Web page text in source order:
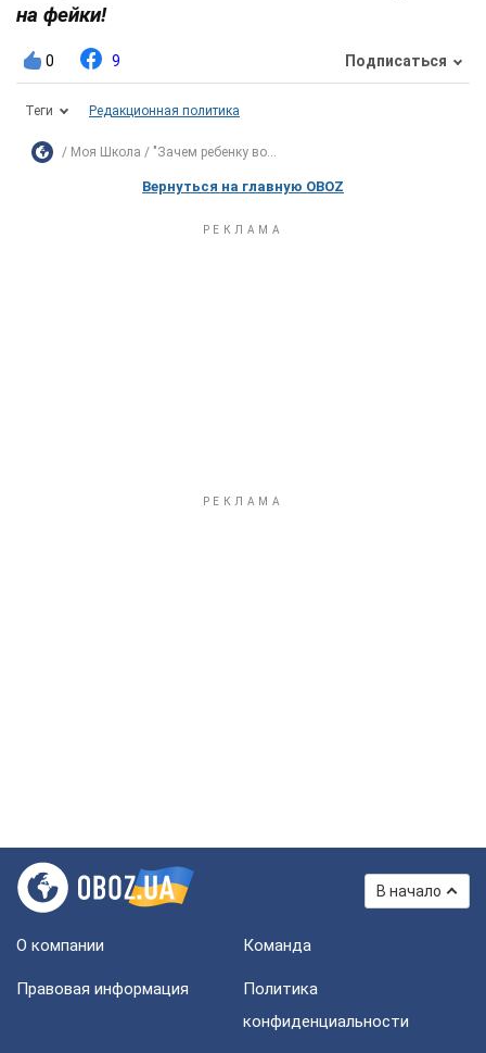
на фейки!
0 9 Подписаться
Теги Редакционная политика
Моя Школа "Зачем ребенку во...
Вернуться на главную OBOZ
В начало
О компании Команда
Правовая информация
Политика
конфиденциальности